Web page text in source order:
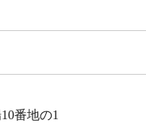
番地の1